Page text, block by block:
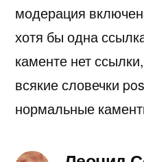
модерация
хотя бы одна
каменте нет
всякие словечки
нормальные